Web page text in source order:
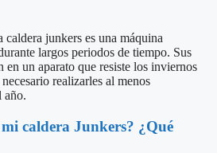
caldera junkers es una máquina
largos periodos de tiempo. Sus
en un aparato que resiste los inviernos
realizarles al menos
año.
caldera Junkers? ¿Qué